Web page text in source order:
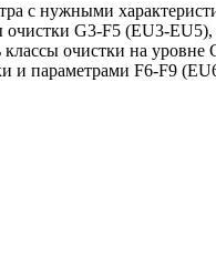
с нужными
G3-F5 (EU3-
очистки на
и параметрами F6-F9